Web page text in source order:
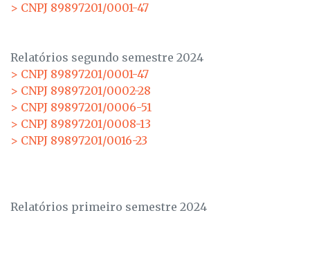
> CNPJ 89897201/0001-47
Relatórios segundo semestre 2024
> CNPJ 89897201/0001-47
> CNPJ 89897201/0002-28
> CNPJ 89897201/0006-51
> CNPJ 89897201/0008-13
> CNPJ 89897201/0016-23
Relatórios primeiro semestre 2024